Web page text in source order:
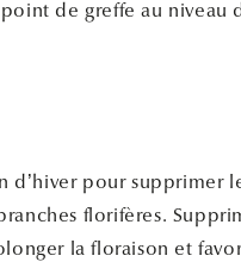
de greffe au niveau
d’hiver pour supprimer
florifères.
la floraison et